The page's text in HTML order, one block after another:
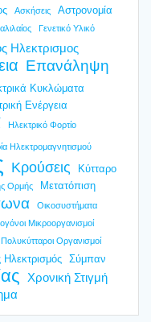
Ασκήσεις
Αστρονομία
Γενετικό Υλικό
Ηλεκτρισμος
Επανάληψη
Κυκλώματα
Ενέργεια
Ηλεκτρικό Φορτίο
Ηλεκτρομαγνητισμού
Κρούσεις Κύτταρο
Ορμής Μετατόπιση
Οικοσυστήματα
Μικροοργανισμοί
Πολυκύτταροι Οργανισμοί
Ηλεκτρισμός Σύμπαν
Χρονική Στιγμή